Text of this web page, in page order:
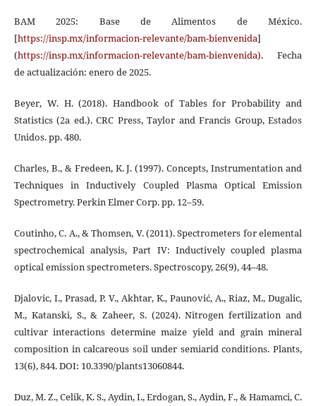
BAM 2025: Base de Alimentos de México.
[https://insp.mx/informacion-relevante/bam-bienvenida]
(https://insp.mx/informacion-relevante/bam-bienvenida). Fecha
de actualización: enero de 2025.
Beyer, W. H. (2018). Handbook of Tables for Probability and
Statistics (2a ed.). CRC Press, Taylor and Francis Group, Estados
Unidos. pp. 480.
Charles, B., & Fredeen, K. J. (1997). Concepts, Instrumentation and
Techniques in Inductively Coupled Plasma Optical Emission
Spectrometry. Perkin Elmer Corp. pp. 12–59.
Coutinho, C. A., & Thomsen, V. (2011). Spectrometers for elemental
spectrochemical analysis, Part IV: Inductively coupled plasma
optical emission spectrometers. Spectroscopy, 26(9), 44–48.
Djalovic, I., Prasad, P. V., Akhtar, K., Paunović, A., Riaz, M., Dugalic,
M., Katanski, S., & Zaheer, S. (2024). Nitrogen fertilization and
cultivar interactions determine maize yield and grain mineral
composition in calcareous soil under semiarid conditions. Plants,
13(6), 844. DOI: 10.3390/plants13060844.
Duz, M. Z., Celik, K. S., Aydin, I., Erdogan, S., Aydin, F., & Hamamci, C.